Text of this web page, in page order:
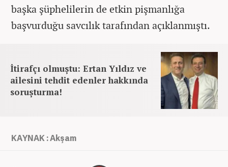
başka şüphelilerin de etkin pişmanlığa
başvurduğu savcılık tarafından açıklanmıştı.
İtirafçı olmuştu: Ertan Yıldız ve
ailesini tehdit edenler hakkında
soruşturma!
KAYNAK : Akşam